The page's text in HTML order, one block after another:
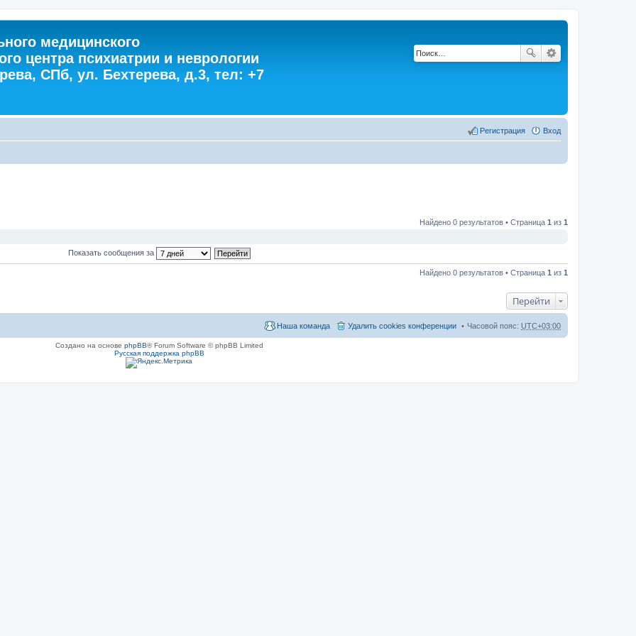
медицинского
центра психиатрии и неврологии
СПб, ул. Бехтерева, д.3, тел: +7
Вход
Регистрация
Найдено 0 результатов • Страница 1 из 1
Показать сообщения за
Найдено 0 результатов • Страница 1 из 1
Перейти
Часовой пояс: UTC+03:00
Удалить cookies конференции
Наша команда
Создано на основе phpBB® Forum Software © phpBB Limited
Русская поддержка phpBB